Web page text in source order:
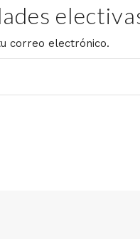
correo electrónico.